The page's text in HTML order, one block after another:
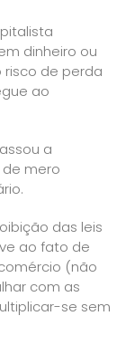
dinheiro ou
risco de perda
ao
a
mero
das leis
ao fato de
(não
com as
se sem